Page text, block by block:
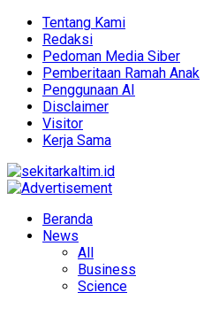
Tentang Kami
Redaksi
Pedoman Media Siber
Pemberitaan Ramah Anak
Penggunaan AI
Disclaimer
Visitor
Kerja Sama
Beranda
News
All
Business
Science